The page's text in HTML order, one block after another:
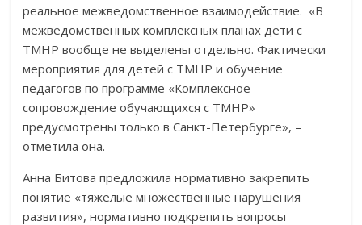
реальное межведомственное взаимодействие. «В
межведомственных комплексных планах дети с
ТМНР вообще не выделены отдельно. Фактически
мероприятия для детей с ТМНР и обучение
педагогов по программе «Комплексное
сопровождение обучающихся с ТМНР»
предусмотрены только в Санкт-Петербурге», –
отметила она.
Анна Битова предложила нормативно закрепить
понятие «тяжелые множественные нарушения
развития», нормативно подкрепить вопросы